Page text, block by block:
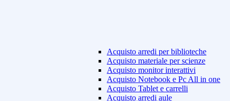
Acquisto arredi per biblioteche
Acquisto materiale per scienze
Acquisto monitor interattivi
Acquisto Notebook e Pc All in one
Acquisto Tablet e carrelli
Acquisto arredi aule